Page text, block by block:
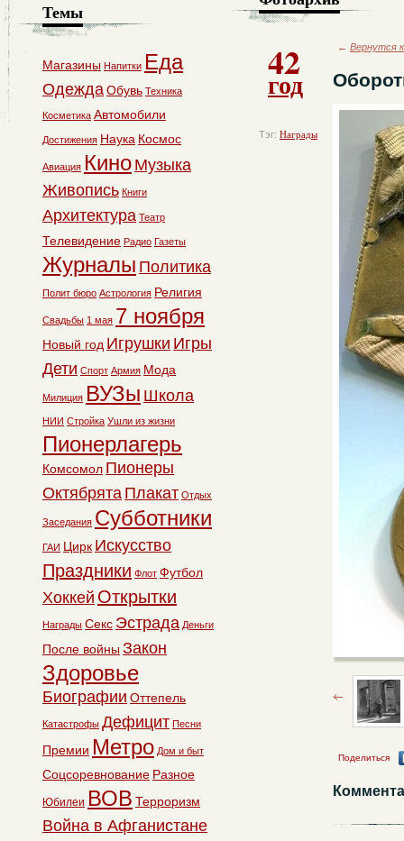
42
год
Тэг: Награды
← Вернутся
Поделиться
Темы
Магазины Напитки Еда
ОдеждаОбувь Техника
Косметика Автомобили
Достижения Наука Космос
Авиация Кино Музыка
Живопись Книги
Архитектура Театр
Телевидение Радио Газеты
Журналы Политика
Полит бюро Астрология Религия
Свадьбы 1 мая 7 ноября
Новый год Игрушки Игры
Дети Спорт Армия Мода
Милиция ВУЗы Школа
НИИ Стройка Ушли из жизни
Пионерлагерь
Комсомол Пионеры
Октябрята Плакат Отдых
Заседания Субботники
ГАИ Цирк Искусство
Праздники Флот Футбол
Хоккей Открытки
Награды Секс Эстрада Деньги
После войны Закон
Здоровье
Биографии Оттепель
Катастрофы Дефицит Песни
Премии Метро Дом и быт
Соцсоревнование Разное
Юбилеи ВОВ Терроризм
Война в Афганистане